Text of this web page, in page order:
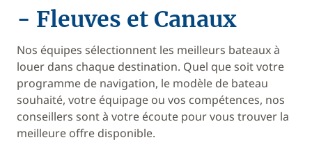
- Fleuves et Canaux
Nos équipes sélectionnent les meilleurs bateaux à
louer dans chaque destination. Quel que soit votre
programme de navigation, le modèle de bateau
souhaité, votre équipage ou vos compétences, nos
conseillers sont à votre écoute pour vous trouver la
meilleure offre disponible.